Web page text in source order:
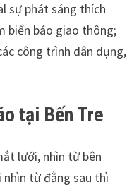
sự phát sáng thích
biển báo giao thông;
công trình dân dụng,
tại Bến Tre
lưới, nhìn từ bên
từ đằng sau thì